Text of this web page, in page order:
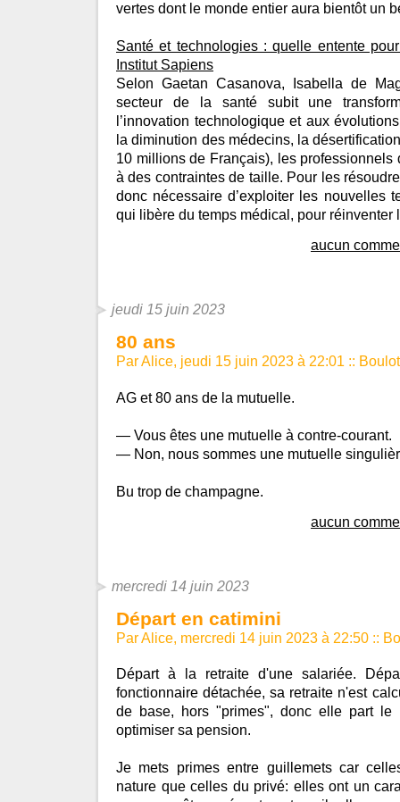
vertes dont le monde entier aura bientôt un
Santé et technologies : quelle entente
Institut Sapiens
Selon Gaetan Casanova, Isabella de
secteur de la santé subit une
l’innovation technologique et aux
la diminution des médecins, la
10 millions de Français), les professionnels
à des contraintes de taille. Pour les
donc nécessaire d’exploiter les nouvelles
qui libère du temps médical, pour réinventer
aucun
jeudi 15 juin 2023
80 ans
Par Alice, jeudi 15 juin 2023 à 22:01 :: Boulot
AG et 80 ans de la mutuelle.
— Vous êtes une mutuelle à contre-courant.
— Non, nous sommes une mutuelle
Bu trop de champagne.
aucun
mercredi 14 juin 2023
Départ en catimini
Par Alice, mercredi 14 juin 2023 à 22:50 ::
Départ à la retraite d'une salariée.
fonctionnaire détachée, sa retraite n'est
de base, hors "primes", donc elle part le
optimiser sa pension.
Je mets primes entre guillemets car
nature que celles du privé: elles ont un